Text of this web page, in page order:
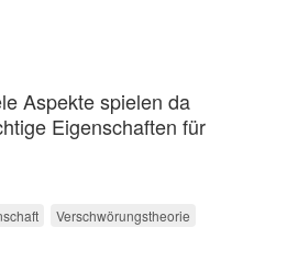
Aspekte spielen da
Eigenschaften für
Verschwörungstheorie